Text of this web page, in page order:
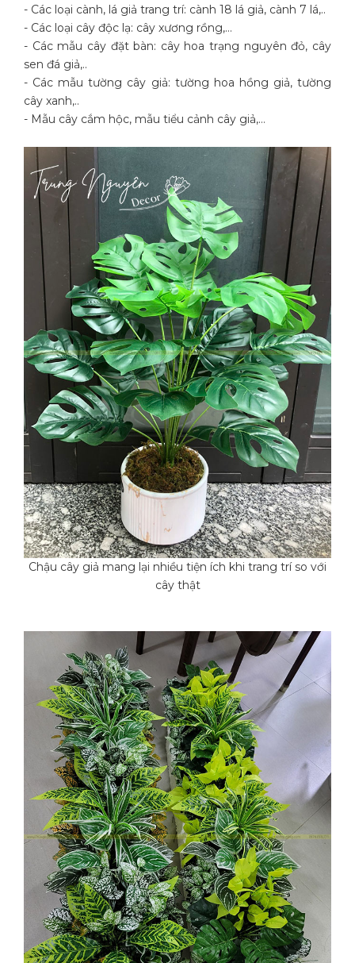
- Các loại cành, lá giả trang trí: cành 18 lá giả, cành 7 lá,..
- Các loại cây độc lạ: cây xương rồng,…
- Các mẫu cây đặt bàn: cây hoa trạng nguyên đỏ, cây
sen đá giả,..
- Các mẫu tường cây giả: tường hoa hồng giả, tường
cây xanh,..
- Mẫu cây cắm hộc, mẫu tiểu cảnh cây giả,…
Chậu cây giả mang lại nhiều tiện ích khi trang trí so với
cây thật